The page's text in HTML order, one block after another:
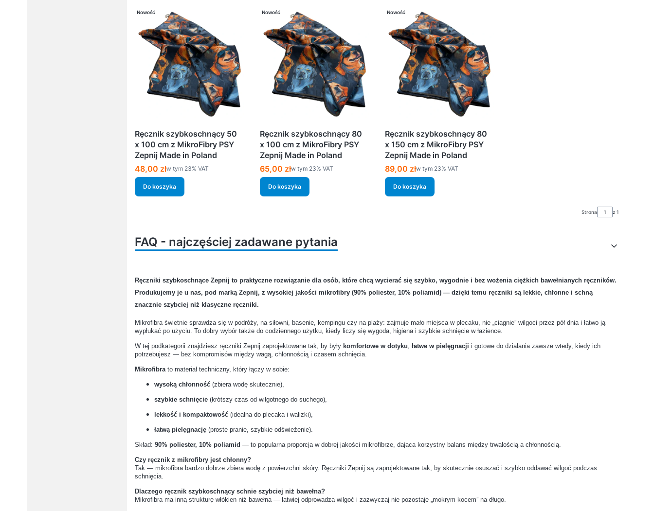
Nowość
Ręcznik szybkoschnący 50
x 100 cm z MikroFibry PSY
Zepnij Made in Poland
Cena brutto
48,00 złw tym %s VAT
w tym 23% VAT
Do koszyka
Nowość
Ręcznik szybkoschnący 80
x 100 cm z MikroFibry PSY
Zepnij Made in Poland
Cena brutto
65,00 złw tym %s VAT
w tym 23% VAT
Do koszyka
Nowość
Ręcznik szybkoschnący 80
x 150 cm z MikroFibry PSY
Zepnij Made in Poland
Cena brutto
89,00 złw tym %s VAT
w tym 23% VAT
Do koszyka
Strona z 1
FAQ - najczęściej zadawane pytania
nośnymi?
lakierować?
Jak rozpoznać wysokiej jakości karabińczyk?
Jak zabezpieczyć końcówki taśmy po cięciu?
Jakie akcesoria warto kupić razem z nowymi butami?
Jakie wkładki pomogą przy nadpotliwości stóp?
Czy można używać tego samego impregnatu do wszystkich butów?
Ręczniki szybkoschnące Zepnij to praktyczne rozwiązanie dla osób, które chcą wycierać się szybko, wygodnie i bez wożenia ciężkich bawełnianych ręczników.
Produkujemy je u nas, pod markąZepnij, z wysokiej jakościmikrofibry (90% poliester, 10% poliamid) — dzięki temu ręczniki są lekkie, chłonne i schną
znacznie szybciej niż klasyczne ręczniki.
Mikrofibra świetnie sprawdza się w podróży, na siłowni, basenie, kempingu czy na plaży: zajmuje mało miejsca w plecaku, nie „ciągnie” wilgoci przez pół dnia i łatwo ją
wypłukać po użyciu. To dobry wybór także do codziennego użytku, kiedy liczy się wygoda, higiena i szybkie schnięcie w łazience.
W tej podkategorii znajdziesz ręczniki Zepnij zaprojektowane tak, by były komfortowe w dotyku ,łatwe w pielęgnacji i gotowe do działania zawsze wtedy, kiedy ich
potrzebujesz — bez kompromisów między wagą, chłonnością i czasem schnięcia.
Mikrofibra to materiał techniczny, który łączy w sobie:
wysoką chłonność (zbiera wodę skutecznie),
szybkie schnięcie (krótszy czas od wilgotnego do suchego),
lekkość i kompaktowość (idealna do plecaka i walizki),
łatwą pielęgnację (proste pranie, szybkie odświeżenie).
Skład:90% poliester, 10% poliamid — to popularna proporcja w dobrej jakości mikrofibrze, dająca korzystny balans między trwałością a chłonnością.
Czy ręcznik z mikrofibry jest chłonny?
Tak — mikrofibra bardzo dobrze zbiera wodę z powierzchni skóry. Ręczniki Zepnij są zaprojektowane tak, by skutecznie osuszać i szybko oddawać wilgoć podczas
schnięcia.
Dlaczego ręcznik szybkoschnący schnie szybciej niż bawełna?
Mikrofibra ma inną strukturę włókien niż bawełna — łatwiej odprowadza wilgoć i zazwyczaj nie pozostaje „mokrym kocem” na długo.